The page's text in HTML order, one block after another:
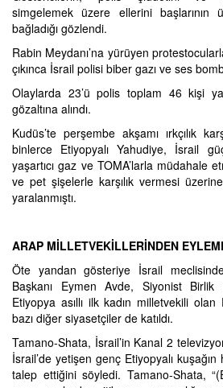
simgelemek üzere ellerini başlarının
bağladığı gözlendi.
Rabin Meydanı’na yürüyen
çıkınca İsrail polisi biber gazı ve ses
Olaylarda 23’ü polis toplam 46 kişi
gözaltına alındı.
Kudüs’te perşembe akşamı ırkçılık
binlerce Etiyopyalı Yahudiye, İsrail
yaşartıcı gaz ve TOMA’larla müdahale
ve pet şişelerle karşılık vermesi
yaralanmıştı.
ARAP MİLLETVEKİLLERİNDEN
Öte yandan gösteriye İsrail
Başkanı Eymen Avde, Siyonist Birlik
Etiyopya asıllı ilk kadın milletvekili
bazı diğer siyasetçiler de katıldı.
Tamano-Shata, İsrail’in Kanal 2
İsrail’de yetişen genç Etiyopyalı
talep ettiğini söyledi. Tamano-Shata,